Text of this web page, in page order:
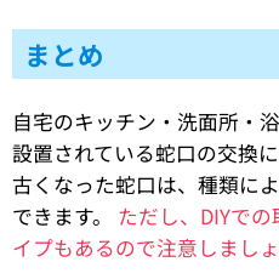
まとめ
自宅のキッチン・洗面所・
設置されている蛇口の交換
古くなった蛇口は、種類に
できます。 ただし、DIYで
イプもあるので注意しましょ